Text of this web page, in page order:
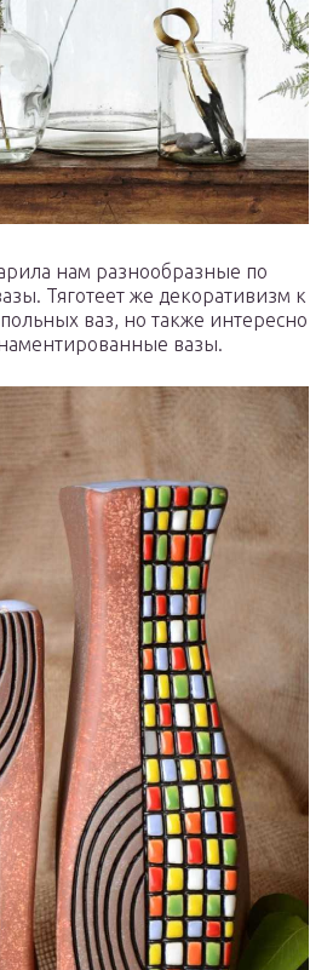
нам разнообразные по
Тяготеет же декоративизм к
ваз, но также интересно
вазы.